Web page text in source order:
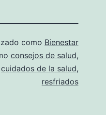
como Bienestar
consejos de salud,
cuidados de la salud,
resfriados